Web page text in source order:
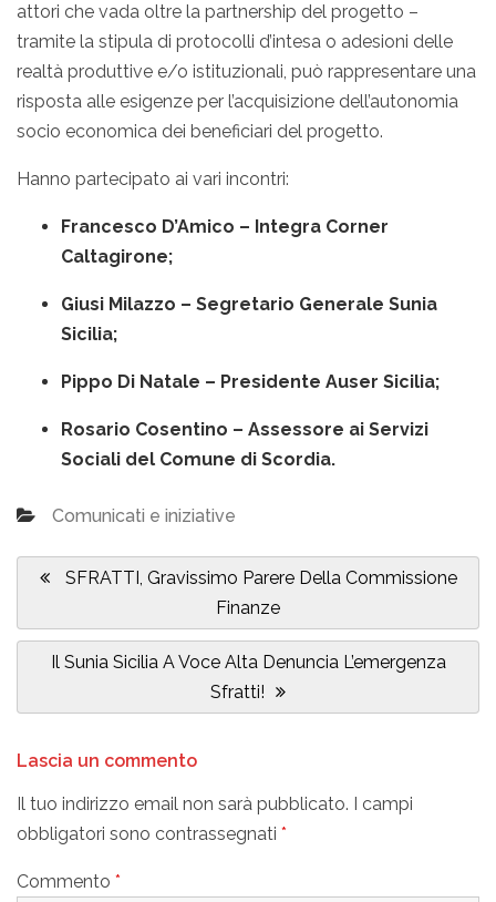
attori che vada oltre la partnership del progetto –
tramite la stipula di protocolli d’intesa o adesioni delle
realtà produttive e/o istituzionali, può rappresentare una
risposta alle esigenze per l’acquisizione dell’autonomia
socio economica dei beneficiari del progetto.
Hanno partecipato ai vari incontri:
Francesco D’Amico – Integra Corner
Caltagirone;
Giusi Milazzo – Segretario Generale Sunia
Sicilia;
Pippo Di Natale – Presidente Auser Sicilia;
Rosario Cosentino – Assessore ai Servizi
Sociali del Comune di Scordia.
Comunicati e iniziative
Navigazione
articoliPrevious
SFRATTI, Gravissimo Parere Della Commissione
Finanze
Next
Il Sunia Sicilia A Voce Alta Denuncia L’emergenza
Sfratti!
Lascia un commento
Il tuo indirizzo email non sarà pubblicato.
I campi
obbligatori sono contrassegnati *
Commento *